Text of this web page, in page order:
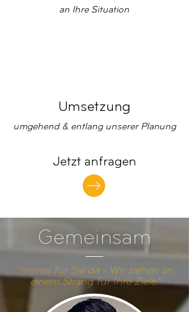
an Ihre Situation
Umsetzung
umgehend & entlang unserer Planung
Jetzt anfragen
Gemeinsam
"Immer für Sie da - Wir ziehen an
einem Strang für Ihre Ziele"